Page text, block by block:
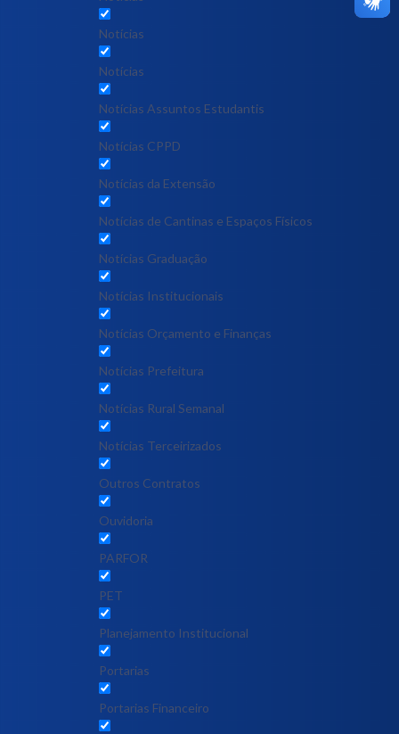
Notícias
Notícias
Notícias Assuntos Estudantis
Notícias CPPD
Notícias da Extensão
Notícias de Cantinas e Espaços Físicos
Notícias Graduação
Notícias Institucionais
Notícias Orçamento e Finanças
Notícias Prefeitura
Notícias Rural Semanal
Notícias Terceirizados
Outros Contratos
Ouvidoria
PARFOR
PET
Planejamento Institucional
Portarias
Portarias Financeiro